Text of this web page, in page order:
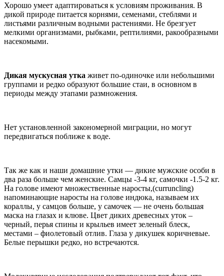
Хорошо умеет адаптироваться к условиям проживания. В
дикой природе питается корнями, семенами, стеблями и
листьями различным водными растениями. Не брезгует
мелкими организмами, рыбками, рептилиями, ракообразными
насекомыми.
Дикая мускусная утка живет по-одиночке или небольшими
группами и редко образуют большие стаи, в основном в
периоды между этапами размножения.
Нет установленной закономерной миграции, но могут
передвигаться поближе к воде.
Так же как и наши домашние утки — дикие мужские особи в
два раза больше чем женские. Самцы -3-4 кг, самочки -1.5-2 кг.
На голове имеют множественные наросты,(curruncling)
напоминающие наросты на голове индюка, называем их
кораллы, у самцов больше, у самочек — не очень большая
маска на глазах и клюве. Цвет диких древесных уток –
черный, перья спины и крыльев имеет зеленый блеск,
местами – фиолетовый отлив. Глаза у дикушек коричневые.
Белые перышки редко, но встречаются.